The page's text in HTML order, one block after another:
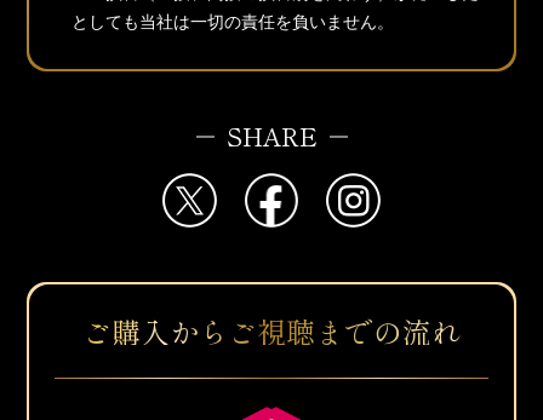
としても当社は一切の責任を負いません。
SHARE
ご購入からご視聴までの流れ